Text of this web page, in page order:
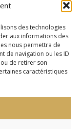
des technologies
aux informations des
nous permettra de
de navigation ou les ID
de retirer son
caractéristiques
Augustin-de-